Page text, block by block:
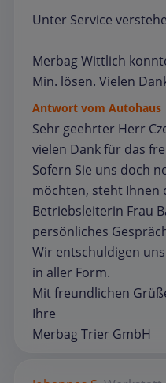
Unter Service
Merbag Wittlich
Min. lösen. Vielen
Antwort vom Autohaus
Sehr geehrter Herr
vielen Dank für das
Sofern Sie uns doch
möchten, steht Ihnen
Betriebsleiterin Frau
persönliches
Wir entschuldigen
in aller Form.
Mit freundlichen
Ihre
Merbag Trier GmbH